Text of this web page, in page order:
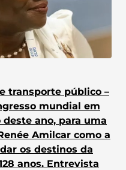
transporte público –
mundial em
ano, para uma
Amilcar como a
os destinos da
anos. Entrevista